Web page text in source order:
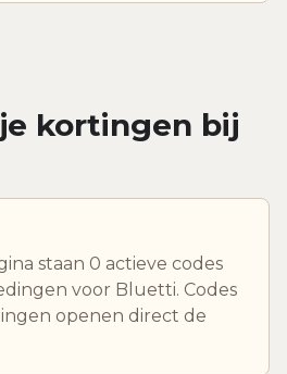
kortingen bij
staan 0 actieve codes
voor Bluetti. Codes
openen direct de